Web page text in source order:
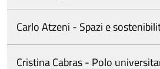
Carlo Atzeni - Spazi e
Cristina Cabras - Polo